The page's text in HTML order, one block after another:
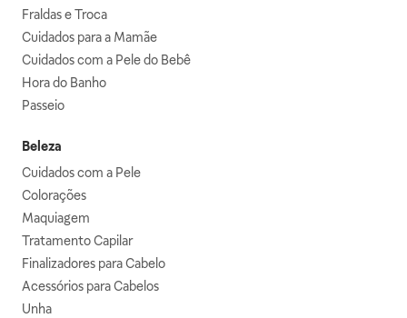
Fraldas e Troca
Cuidados para a Mamãe
Cuidados com a Pele do Bebê
Hora do Banho
Passeio
Beleza
Cuidados com a Pele
Colorações
Maquiagem
Tratamento Capilar
Finalizadores para Cabelo
Acessórios para Cabelos
Unha